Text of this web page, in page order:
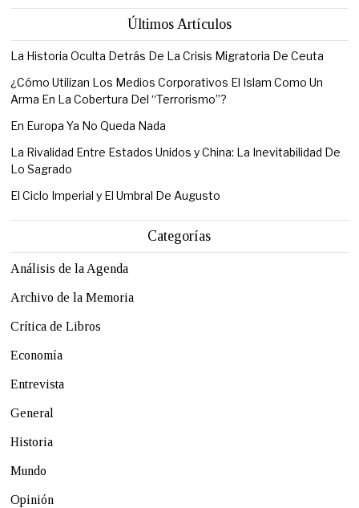
Últimos Artículos
La Historia Oculta Detrás De La Crisis Migratoria De Ceuta
¿Cómo Utilizan Los Medios Corporativos El Islam Como Un
Arma En La Cobertura Del “Terrorismo”?
En Europa Ya No Queda Nada
La Rivalidad Entre Estados Unidos y China: La Inevitabilidad De
Lo Sagrado
El Ciclo Imperial y El Umbral De Augusto
Categorías
Análisis de la Agenda
Archivo de la Memoria
Crítica de Libros
Economía
Entrevista
General
Historia
Mundo
Opinión